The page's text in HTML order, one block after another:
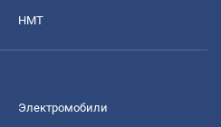
НМТ
Электромобили